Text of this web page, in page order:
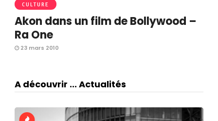
CULTURE
Akon dans un film de Bollywood –
Ra One
23 mars 2010
A découvrir ... Actualités